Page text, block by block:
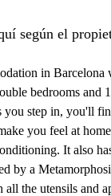
según el
in Barcelona
bedrooms and
you step in, you'll
you feel at
It also
by a
the utensils and